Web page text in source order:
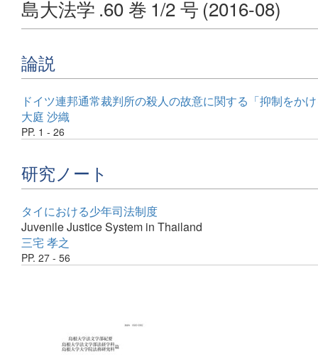
島大法学 .60 巻 1/2 号 (2016-08)
論説
ドイツ連邦通常裁判所の殺人の故意に関する「抑制をか
大庭 沙織
PP. 1 - 26
研究ノート
タイにおける少年司法制度
Juvenile Justice System in Thailand
三宅 孝之
PP. 27 - 56